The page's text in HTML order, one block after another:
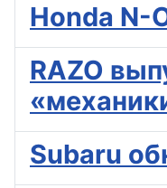
Honda N-
RAZO
Subaru